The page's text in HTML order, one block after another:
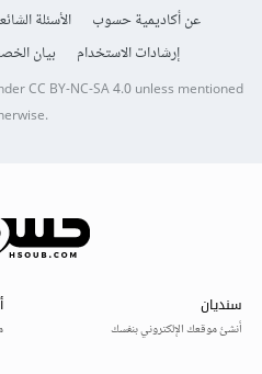
عن أكاديمية حسوب الأسئلة
إرشادات الاستخدام
بيان
CC BY-NC-SA 4.0unless mentioned